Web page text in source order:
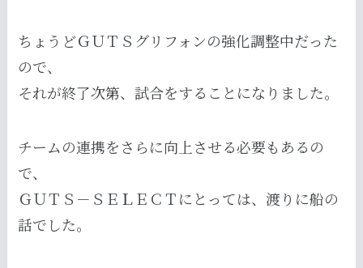
ちょうどＧＵＴＳグリフォンの強化調整中だった
ので、
それが終了次第、試合をすることになりました。
チームの連携をさらに向上させる必要もあるの
で、
ＧＵＴＳ－ＳＥＬＥＣＴにとっては、渡りに船の
話でした。